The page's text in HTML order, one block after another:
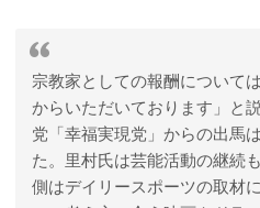
宗教家としての報酬について
からいただいております」と
党「幸福実現党」からの出馬
た。里村氏は芸能活動の継続
側はデイリースポーツの取材